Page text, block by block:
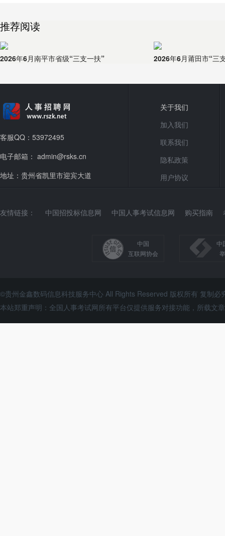
推荐阅读
2026年6月南平市省级“三支一扶” 2026年6月莆田市“三
客服QQ：53972495
电子邮箱： admin@rsks.cn
地址：贵州省凯里市迎宾大道
关于我们
加入我们
联系我们
隐私政策
用户协议
友情链接： 中国招投标信息网 中国人事考试信息网 购买指南
中国
互联网协会
中
©贵州金鑫数码信息科技服务中心 All Rights Reserved 版权所有 复制必
本站郑重声明：全国人事考试网所有平台仅提供服务对接功能，所载文